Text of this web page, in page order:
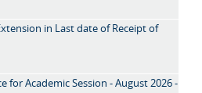
in Last date of Receipt of
for Academic Session - August 2026 -